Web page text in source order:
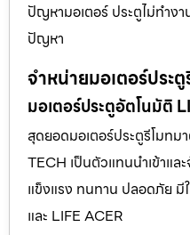
ปัญหามอเตอร์ ประตูไม่ทำง
ปัญหา
จำหน่ายมอเตอร์ประตู
มอเตอร์ประตูอัตโนมัติ
สุดยอดมอเตอร์ประตูรีโมทม
TECH เป็นตัวแทนนำเข้าแล
แข็งแรง ทนทาน ปลอดภัย มี
และ LIFE ACER